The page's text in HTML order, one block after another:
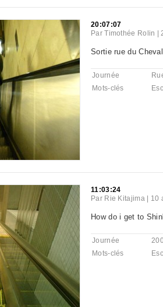
20:07:07
ParTimothée Rolin |
Sortie rue du
Journée
Mots-clés
11:03:24
Par Rie Kitajima| 10
How do i get to
Journée
Mots-clés